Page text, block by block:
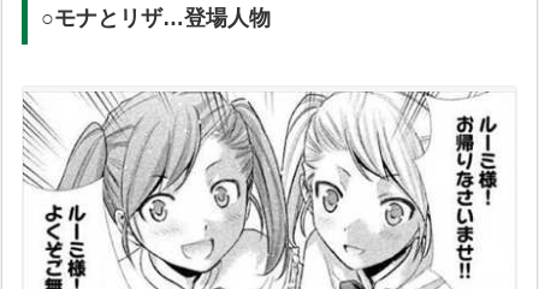
○モナとリザ…登場人物